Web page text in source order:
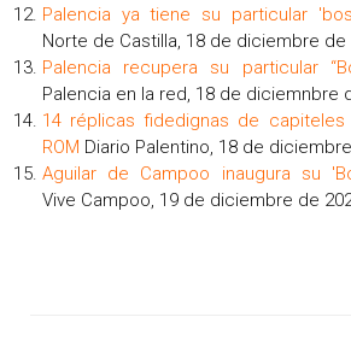
Palencia ya tiene su particular
Norte de Castilla, 18 de diciembre de
Palencia recupera su particular
Palencia en la red, 18 de diciemnbre
14 réplicas fidedignas de
ROM Diario Palentino, 18 de
Aguilar de Campoo inaugura su
Vive Campoo, 19 de diciembre de